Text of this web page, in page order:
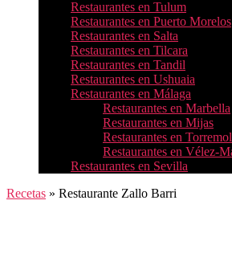
Restaurantes en Tulum
Restaurantes en Puerto Morelos
Restaurantes en Salta
Restaurantes en Tilcara
Restaurantes en Tandil
Restaurantes en Ushuaia
Restaurantes en Málaga
Restaurantes en Marbella
Restaurantes en Mijas
Restaurantes en
Restaurantes en Vélez-
Restaurantes en Sevilla
Recetas » Restaurante Zallo Barri